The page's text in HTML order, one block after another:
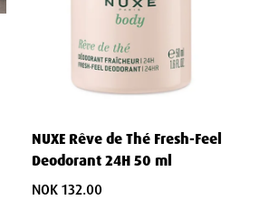
NUXE Rêve de Thé Fresh-Feel
Deodorant 24H 50 ml
NOK 132.00